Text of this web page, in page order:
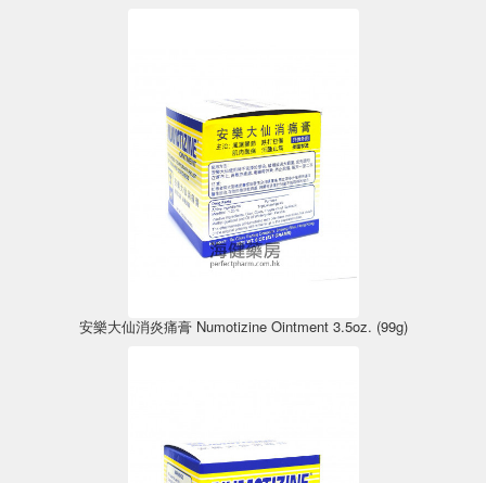
安樂大仙消炎痛膏 Numotizine Ointment 3.5oz. (99g)